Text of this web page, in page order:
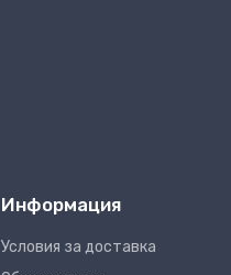
Информация
Условия за доставка